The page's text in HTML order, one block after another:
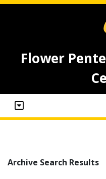
Flower
Archive Search Results